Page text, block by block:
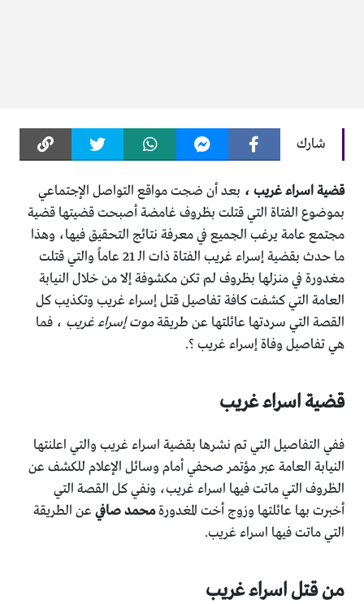
شارك
قضية اسراء غريب ، بعد أن ضجت مواقع التواصل الإجتماعي
بموضوع الفتاة التي قتلت بظروف غامضة أصبحت قضيتها قضية
مجتمع عامة يرغب الجميع في معرفة نتائج التحقيق فيها، وهذا
ما حدث بقضية إسراء غريب الفتاة ذات الـ 21 عاماً والتي قتلت
مغدورة في منزلها بظروف لم تكن مكشوفة إلا من خلال النيابة
العامة التي كشفت كافة تفاصيل قتل إسراء غريب وتكذيب كل
القصة التي سردتها عائلتها عن طريقةموت إسراء غريب ، فما
هي تفاصيل وفاة إسراء غريب ؟.
قضية اسراء غريب
ففي التفاصيل التي تم نشرها بقضية اسراء غريب والتي اعلنتها
النيابة العامة عبر مؤتمر صحفي أمام وسائل الإعلام للكشف عن
الظروف التي ماتت فيها اسراء غريب، ونفي كل القصة التي
أخبرت بها عائلتها وزوج أخت المغدورةمحمد صافي عن الطريقة
التي ماتت فيها اسراء غريب.
من قتل اسراء غريب